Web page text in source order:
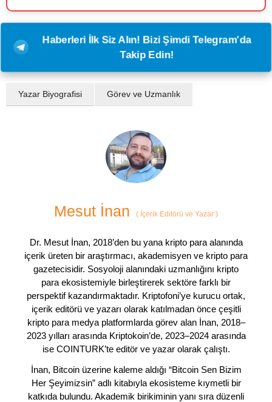
Haberleri İlk Siz Alın! Bizi Şimdi Telegram'da
Takip Edin!
Yazar Biyografisi Görev ve Uzmanlık
Mesut İnan ( İçerik Editörü ve Yazar )
Dr. Mesut İnan, 2018’den bu yana kripto para alanında
içerik üreten bir araştırmacı, akademisyen ve kripto para
gazetecisidir. Sosyoloji alanındaki uzmanlığını kripto
para ekosistemiyle birleştirerek sektöre farklı bir
perspektif kazandırmaktadır. Kriptofoni’ye kurucu ortak,
içerik editörü ve yazarı olarak katılmadan önce çeşitli
kripto para medya platformlarda görev alan İnan, 2018–
2023 yılları arasında Kriptokoin’de, 2023–2024 arasında
ise COINTURK’te editör ve yazar olarak çalıştı.
İnan, Bitcoin üzerine kaleme aldığı “Bitcoin Sen Bizim
Her Şeyimizsin” adlı kitabıyla ekosisteme kıymetli bir
katkıda bulundu. Akademik birikiminin yanı sıra düzenli